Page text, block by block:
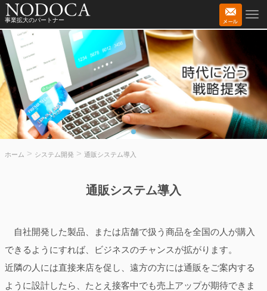
事業拡大のパートナー
ホーム > システム開発 > 通販システム導入
通販システム導入
自社開発した製品、または店舗で扱う商品を全国の人が購入
できるようにすれば、ビジネスのチャンスが拡がります。
近隣の人には直接来店を促し、遠方の方には通販をご案内する
ように設計したら、たとえ接客中でも売上アップが期待できま